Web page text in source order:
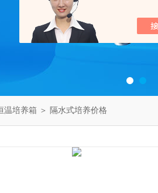
温培养箱 ＞ 隔水式培养价格